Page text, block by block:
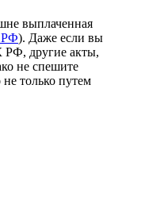
выплаченная
РФ). Даже если вы
РФ, другие акты,
не спешите
не только путем